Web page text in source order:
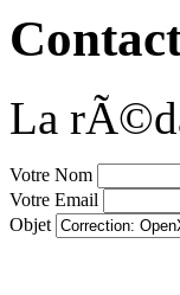
La
Votre Nom
Votre Email
Objet